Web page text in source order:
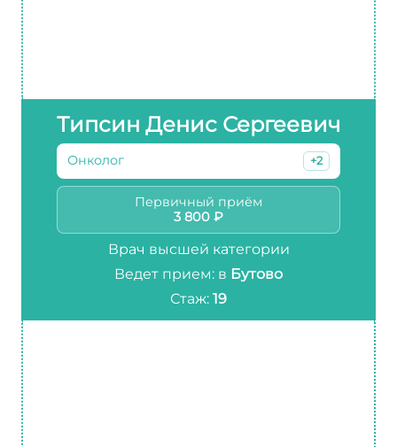
Типсин Денис Сергеевич
Онколог +2
Первичный приём
3 800 ₽
Врач высшей категории
Ведет прием: в Бутово
Стаж: 19